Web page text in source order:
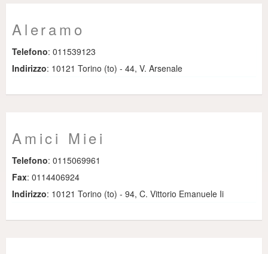
Aleramo
Telefono: 011539123
Indirizzo: 10121 Torino (to) - 44, V. Arsenale
Amici Miei
Telefono: 0115069961
Fax: 0114406924
Indirizzo: 10121 Torino (to) - 94, C. Vittorio Emanuele Ii